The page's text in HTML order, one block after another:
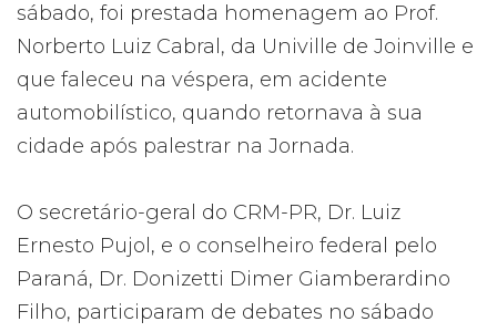
sábado, foi prestada homenagem ao Prof.
Norberto Luiz Cabral, da Univille de Joinville e
que faleceu na véspera, em acidente
automobilístico, quando retornava à sua
cidade após palestrar na Jornada.
O secretário-geral do CRM-PR, Dr. Luiz
Ernesto Pujol, e o conselheiro federal pelo
Paraná, Dr. Donizetti Dimer Giamberardino
Filho, participaram de debates no sábado